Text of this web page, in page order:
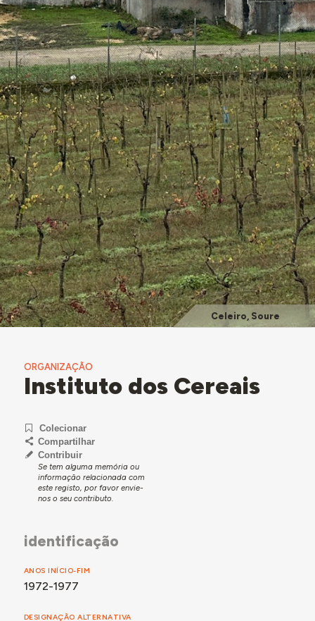
Celeiro, Soure
ORGANIZAÇÃO
Instituto dos Cereais
Colecionar
Compartilhar
Contribuir
Se tem alguma memória ou
informação relacionada com
este registo, por favor envie-
nos o seu contributo.
identificação
ANOS INÍCIO-FIM
1972-1977
DESIGNAÇÃO ALTERNATIVA